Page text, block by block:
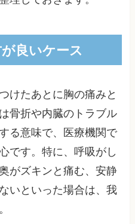
良いケース
けたあとに胸の痛みと
骨折や内臓のトラブル
る意味で、医療機関で
です。特に、呼吸がし
がズキンと痛む、安静
いといった場合は、我